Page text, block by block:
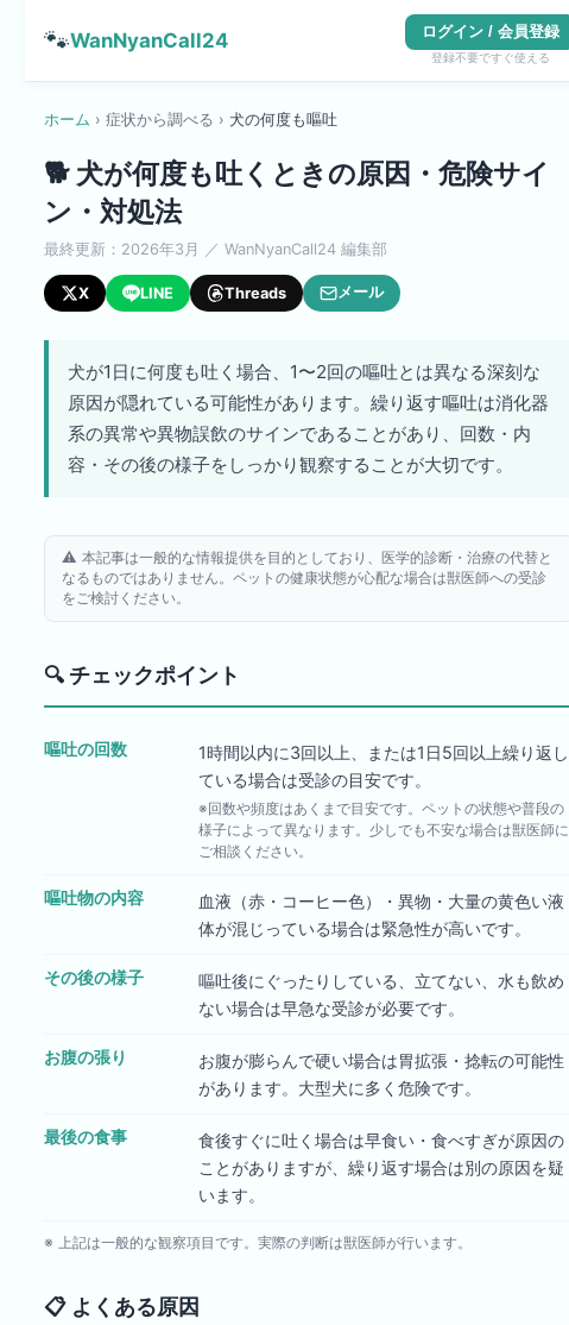
🐾WanNyanCall24 ログイン / 会員登録
登録不要ですぐ使える
ホーム › 症状から調べる › 犬の何度も嘔吐
🐕 犬が何度も吐くときの原因・危険サイ
ン・対処法
最終更新： 2026年3月 ／ WanNyanCall24 編集部
X LINE Threads メール
犬が1日に何度も吐く場合、1〜2回の嘔吐とは異なる深刻な
原因が隠れている可能性があります。繰り返す嘔吐は消化器
系の異常や異物誤飲のサインであることがあり、回数・内
容・その後の様子をしっかり観察することが大切です。
⚠️ 本記事は一般的な情報提供を目的としており、医学的診断・治療の代替と
なるものではありません。ペットの健康状態が心配な場合は獣医師への受診
をご検討ください。
🔍 チェックポイント
嘔吐の回数
1時間以内に3回以上、または1日5回以上繰り返し
ている場合は受診の目安です。
※回数や頻度はあくまで目安です。ペットの状態や普段の
様子によって異なります。少しでも不安な場合は獣医師に
ご相談ください。
嘔吐物の内容
血液（赤・コーヒー色）・異物・大量の黄色い液
体が混じっている場合は緊急性が高いです。
その後の様子
嘔吐後にぐったりしている、立てない、水も飲め
ない場合は早急な受診が必要です。
お腹の張り
お腹が膨らんで硬い場合は胃拡張・捻転の可能性
があります。大型犬に多く危険です。
最後の食事
食後すぐに吐く場合は早食い・食べすぎが原因の
ことがありますが、繰り返す場合は別の原因を疑
います。
※ 上記は一般的な観察項目です。実際の判断は獣医師が行います。
📋 よくある原因